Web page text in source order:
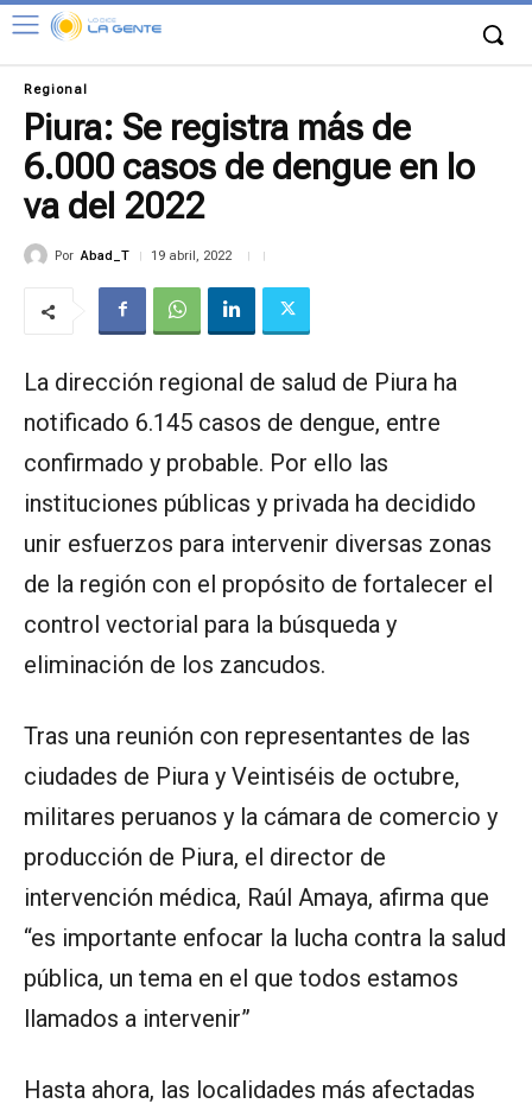
Regional
Piura: Se registra más de
6.000 casos de dengue en lo
va del 2022
Por Abad_T 19 abril, 2022
La dirección regional de salud de Piura ha
notificado 6.145 casos de dengue, entre
confirmado y probable. Por ello las
instituciones públicas y privada ha decidido
unir esfuerzos para intervenir diversas zonas
de la región con el propósito de fortalecer el
control vectorial para la búsqueda y
eliminación de los zancudos.
Tras una reunión con representantes de las
ciudades de Piura y Veintiséis de octubre,
militares peruanos y la cámara de comercio y
producción de Piura, el director de
intervención médica, Raúl Amaya, afirma que
“es importante enfocar la lucha contra la salud
pública, un tema en el que todos estamos
llamados a intervenir”
Hasta ahora, las localidades más afectadas